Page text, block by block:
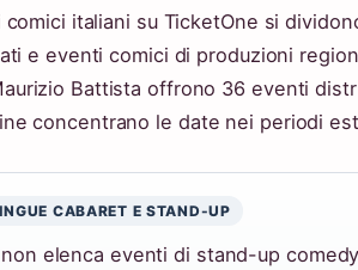
comici italiani su TicketOne si
e eventi comici di produzioni
Battista offrono 36 eventi
concentrano le date nei periodi
CABARET E STAND-UP
elenca eventi di stand-up